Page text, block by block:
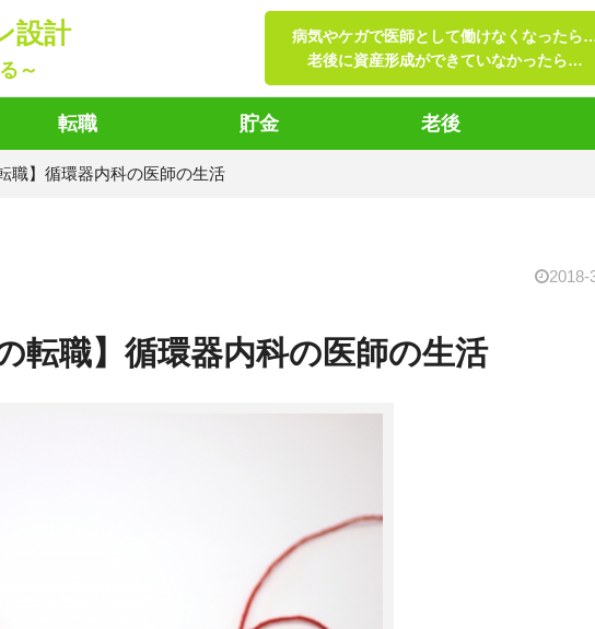
設計
～
病気やケガで医師として働けなくなったら
老後に資産形成ができていなかったら…
転職 貯金 老後
職】循環器内科の医師の生活
2018-
転職】循環器内科の医師の生活